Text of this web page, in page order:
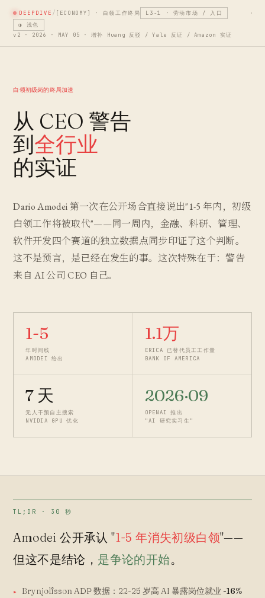
DEEPDIVE / [ECONOMY] · 白领工作终局
L3-1 · 劳动市场 / 入口
◑
浅色
v2 · 2026 · MAY 05 · 增补 Huang 反驳 / Yale 反证 / Amazon 实证
白领初级岗的终局加速
从 CEO 警告
到全行业
的实证
Dario Amodei 第一次在公开场合直接说出"1-5 年内，初级
白领工作将被取代"——同一周内，金融、科研、管理、
软件开发四个赛道的独立数据点同步印证了这个判断。
这不是预言，是已经在发生的事。这次特殊在于：警告
来自 AI 公司 CEO 自己。
1-5
年时间线
AMODEI 给出
1.1万
ERICA 已替代员工工作量
BANK OF AMERICA
7 天
无人干预自主搜索
NVIDIA GPU 优化
2026·09
OPENAI 推出
"AI 研究实习生"
TL;DR · 30 秒
Amodei 公开承认 "1-5 年消失初级白领"——
但这不是结论， 是争论的开始。
▸ Brynjolfsson ADP 数据：22-25 岁高 AI 暴露岗位就业 -16%